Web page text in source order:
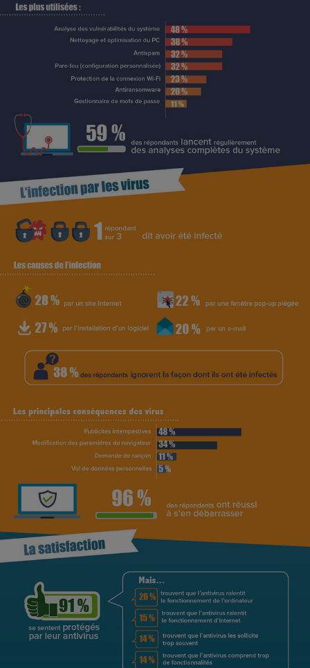
Plaque de cuisson à
induction
Cafetière à expressos
Antivirus